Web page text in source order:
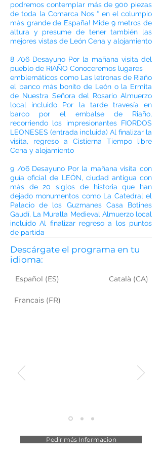
podremos contemplar más de 900 piezas
de toda la Comarca Nos “ en el columpio
más grande de España! Mide 9 metros de
altura y presume de tener también las
mejores vistas de León Cena y alojamiento
8 /06 Desayuno Por la mañana visita del
pueblo de RIAÑO Conoceremos lugares
emblemáticos como Las letronas de Riaño
el banco más bonito de León o la Ermita
de Nuestra Señora del Rosario Almuerzo
local incluido Por la tarde travesía en
barco por el embalse de Riaño,
recorriendo los impresionantes FIORDOS
LEONESES (entrada incluida) Al finalizar la
visita, regreso a Cistierna Tiempo libre
Cena y alojamiento
9 /06 Desayuno Por la mañana visita con
guía oficial de LEÓN, ciudad antigua con
más de 20 siglos de historia que han
dejado monumentos como La Catedral el
Palacio de los Guzmanes Casa Botines
Gaudí, La Muralla Medieval Almuerzo local
incluido Al finalizar regreso a los puntos
de partida
Descárgate el programa en tu
idioma:
Español (ES) Català (CA)
Francais (FR)
Pedir más Informacion